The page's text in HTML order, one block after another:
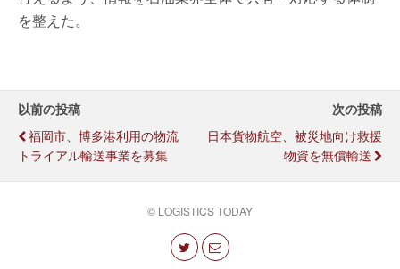
を整えた。
以前の投稿
福岡市、博多港利用の物流
トライアル輸送事業を募集
次の投稿
日本貨物航空、被災地向け救援
物資を無償輸送
© LOGISTICS TODAY